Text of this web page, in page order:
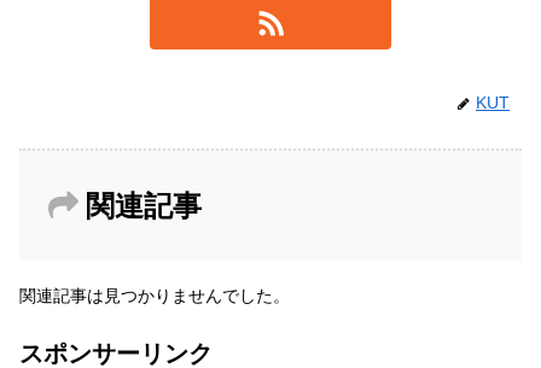
KUT
関連記事
関連記事は見つかりませんでした。
スポンサーリンク